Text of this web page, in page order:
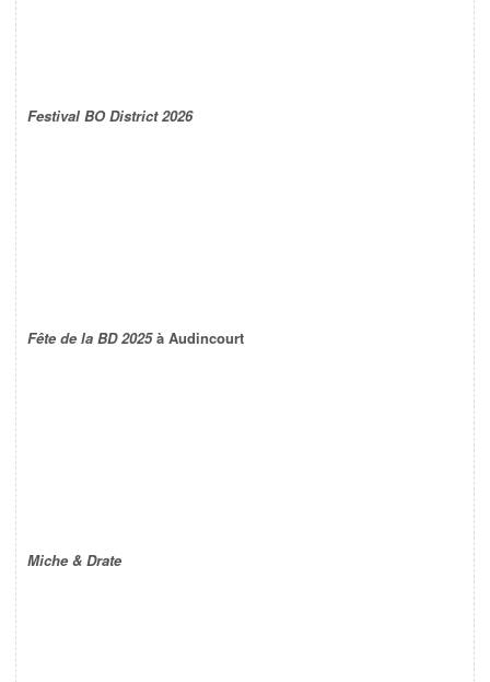
Festival BO District 2026
Fête de la BD 2025à Audincourt
Miche & Drate